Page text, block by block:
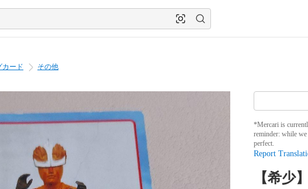
カード その他
*Mercari is
reminder: while we
perfect.
Report
【希少